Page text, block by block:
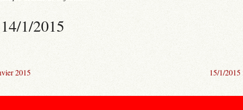
1/2015
2015 15/1/2015